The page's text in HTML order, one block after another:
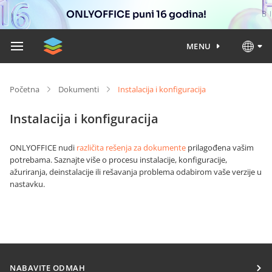
ONLYOFFICE puni 16 godina!
MENU
Početna Dokumenti Instalacija i konfiguracija
Instalacija i konfiguracija
ONLYOFFICE nudi različita rešenja za dokumente prilagođena vašim
potrebama. Saznajte više o procesu instalacije, konfiguracije,
ažuriranja, deinstalacije ili rešavanja problema odabirom vaše verzije u
nastavku.
NABAVITE ODMAH